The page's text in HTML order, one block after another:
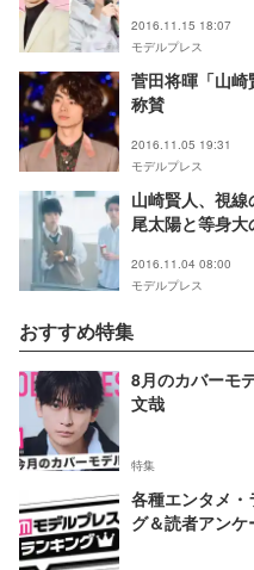
2016.11.15 18:07
モデルプレス
菅田将暉「山崎
称賛
2016.11.05 19:31
モデルプレス
山崎賢人、視
尾太陽と等身大
2016.11.04 08:00
モデルプレス
おすすめ特集
8月のカバーモ
文哉
特集
各種エンタメ
グ＆読者アン